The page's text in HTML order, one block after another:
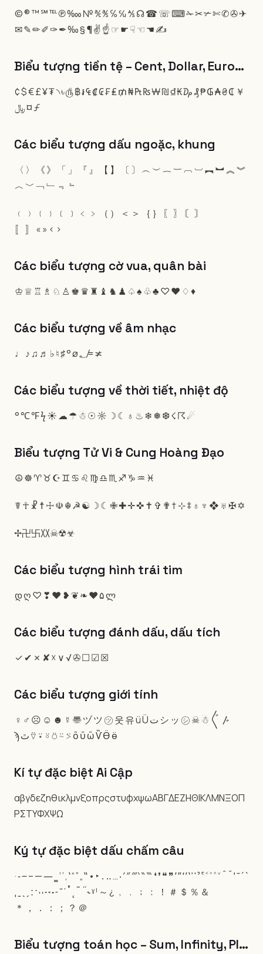
©®™℠℡℗‱№℀℁℅℆⅍☊☎☏⌨✁✂✃✄✆✇✈
✉✎✏✐✑✒‰§¶✌☝☞☛☟☜☚✍
Biểu tượng tiền tệ – Cent, Dollar, Euro…
¢$€£¥₮৲৳௹฿៛₠₡₢₣₤₥₦₧₨₩₪₫₭₯₰₱₲₳₴₵ ￥
﷼¤ƒ
Các biểu tượng dấu ngoặc, khung
〈 〉 《》 「 」 『 』 【 】 〔 〕 ︵ ︶︷︸︹︺︻︼︽︾
︿﹀﹁﹂ ﹃ ﹄
﹙ ﹚ ﹛ ﹜ ﹝ ﹞ ﹤ ﹥ （ ） ＜ ＞ ｛ ｝ 〖 〗 〘 〙
〚 〛 «» ‹ ›
Các biểu tượng cờ vua, quân bài
♔ ♕ ♖ ♗ ♘ ♙ ♚ ♛ ♜ ♝ ♞ ♟ ♤♠♧♣♡♥ ♢♦
Các biểu tượng về âm nhạc
♩ ♪ ♫ ♬ ♭♮♯°ø؂≠≭
Các biểu tượng về thời tiết, nhiệt độ
°℃℉ϟ☀☁☂☃☉☼ ☽☾ ♁ ♨❄❅❆☇☈☄
Biểu tượng Tử Vi & Cung Hoàng Đạo
☮☸♈♉☪♊♋ ♌ ♍♎♏♐♑♒ ♓
☤☥☧☨☩☫☬☭☯ ☽☾ ✙✚✛✜✝ ✞ ✟ †⊹‡ ♁ ♆ ❖ ♅✠✡
✢卍卐〷☠☢☣
Các biểu tượng hình trái tim
დღ♡ ❣ ❤ ❥❦❧♥۵ლ
Các biểu tượng đánh dấu, dấu tích
✓ ✔ ✗ ✘☓ ∨√✇☐☑☒
Các biểu tượng giới tính
♀ ♂ ☹ ☺ ☻ ☿ 〠ヅツ㋡웃유üÜت シ ッ ㋛☠☃ 〲 〴
ϡﭢ⍢ ⍣ ⍤⍥⍨ ⍩ ὃὕὣѶӪӫ
Kí tự đặc biệt Ai Cập
αβγδεζηθικλμνξοπρςστυφχψωΑΒΓΔΕΖΗΘΙΚΛΜΝΞΟΠ
ΡΣΤΥΦΧΨΩ
Ký tự đặc biệt dấu chấm câu
·‑‒–—― ‘’‚‛“”„‟ • ‣ ․ ‥…‧′″‴‵‶‷ ❛❜❝❞ʹʺʻʼʽʾʿˀˁ˂˃˄˅ ˆ ˇˈˉˊˋ
ˌ
ːˑ˒˓˔˕˖˗˘˙˚ ˜ ˝˞ˠˡ ～ ¿ ﹐ ﹒ ﹔ ﹕ ！ ＃ ＄ ％ ＆
＊
， ． ： ； ？ ＠
Biểu tượng toán học – Sum, Infinity, PI…